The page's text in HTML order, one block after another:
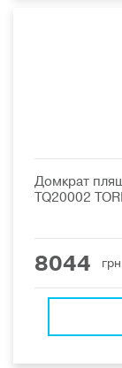
Домкрат
TQ20002
8044